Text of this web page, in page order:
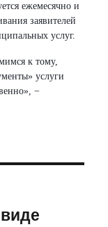
ежемесячно и
заявителей
услуг.
к тому,
услуги
−